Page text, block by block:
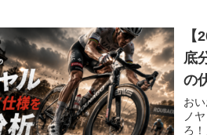
底
の
お
ノ
ろ